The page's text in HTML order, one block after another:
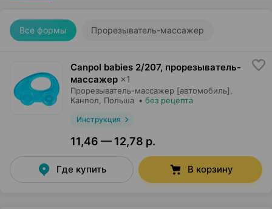
Все формы Прорезыватель-массажер
Canpol babies 2/207, прорезыватель-
массажер ×1
Прорезыватель-массажер [автомобиль],
Канпол , Польша • без рецепта
Инструкция
11,46 — 12,78 р.
Где купить В корзину